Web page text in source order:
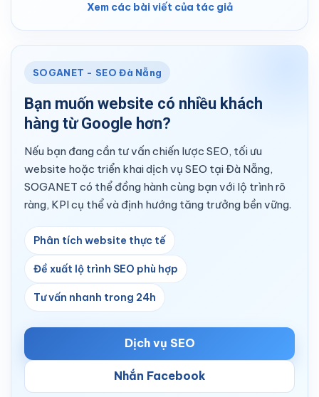
Xem các bài viết của tác giả
SOGANET - SEO Đà Nẵng
Bạn muốn website có nhiều khách
hàng từ Google hơn?
Nếu bạn đang cần tư vấn chiến lược SEO, tối ưu
website hoặc triển khai dịch vụ SEO tại Đà Nẵng,
SOGANET có thể đồng hành cùng bạn với lộ trình rõ
ràng, KPI cụ thể và định hướng tăng trưởng bền vững.
Phân tích website thực tế
Đề xuất lộ trình SEO phù hợp
Tư vấn nhanh trong 24h
Dịch vụ SEO
Nhắn Facebook